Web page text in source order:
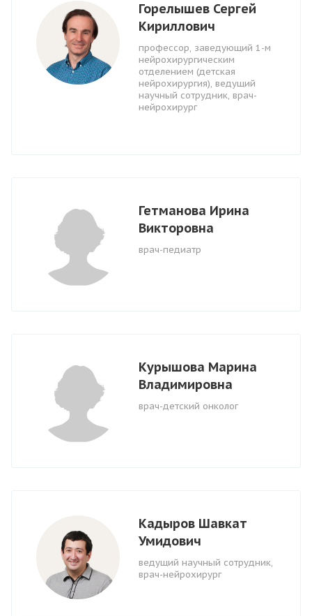
Горелышев Сергей
Кириллович
профессор, заведующий 1-м
нейрохирургическим
отделением (детская
нейрохирургия), ведущий
научный сотрудник, врач-
нейрохирург
Гетманова Ирина
Викторовна
врач-педиатр
Курышова Марина
Владимировна
врач-детский онколог
Кадыров Шавкат
Умидович
ведущий научный сотрудник,
врач-нейрохирург